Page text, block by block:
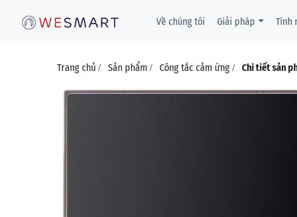
Về chúng tôi Giải pháp Tính
Trang chủ / Sản phẩm / Công tắc cảm ứng / Chi tiết sản